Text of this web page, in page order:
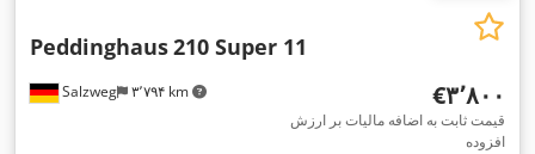
Salzweg ۳٬۷۹۴ km
Peddinghaus210 Super 11
‎€۳٬۸۰۰
قیمت ثابت به اضافه مالیات بر ارزش
افزوده